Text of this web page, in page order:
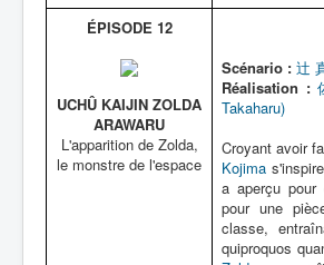
ÉPISODE 12
UCHÛ KAIJIN ZOLDA
ARAWARU
L'apparition de Zolda,
le monstre de l'espace
Scénario : 辻
Réalisation :
Takaharu)
Croyant avoir
Kojima
a aperçu pour
pour une
classe,
quiproquos